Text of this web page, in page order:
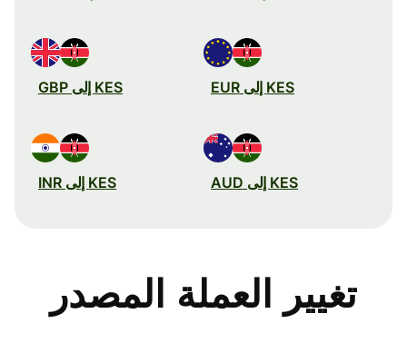
KES إلى EUR KES إلى GBP
KES إلى AUD KES إلى INR
تغيير العملة المصدر